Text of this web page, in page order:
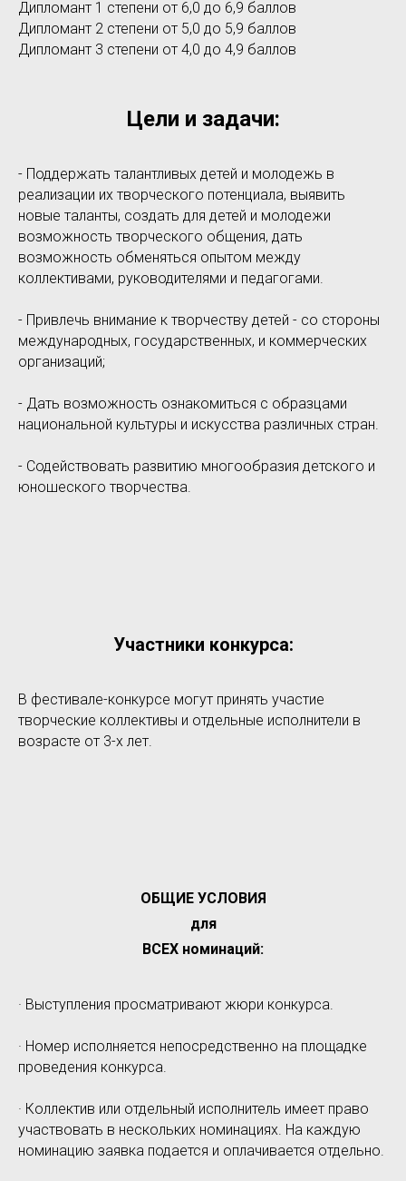
Дипломант 1 степени от 6,0 до 6,9 баллов
Дипломант 2 степени от 5,0 до 5,9 баллов
Дипломант 3 степени от 4,0 до 4,9 баллов
Цели и задачи:
- Поддержать талантливых детей и молодежь в
реализации их творческого потенциала, выявить
новые таланты, создать для детей и молодежи
возможность творческого общения, дать
возможность обменяться опытом между
коллективами, руководителями и педагогами.
- Привлечь внимание к творчеству детей - со стороны
международных, государственных, и коммерческих
организаций;
- Дать возможность ознакомиться с образцами
национальной культуры и искусства различных стран.
- Содействовать развитию многообразия детского и
юношеского творчества.
Участники конкурса:
В фестивале-конкурсе могут принять участие
творческие коллективы и отдельные исполнители в
возрасте от 3-х лет.
ОБЩИЕ УСЛОВИЯ
для
ВСЕХ номинаций:
· Выступления просматривают жюри конкурса.
· Номер исполняется непосредственно на площадке
проведения конкурса.
· Коллектив или отдельный исполнитель имеет право
участвовать в нескольких номинациях. На каждую
номинацию заявка подается и оплачивается отдельно.